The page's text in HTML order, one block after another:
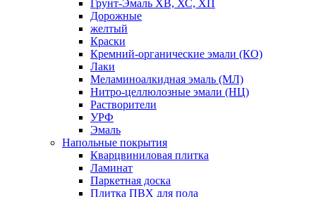
Грунт-Эмаль ХВ, ХС, ХП
Дорожные
желтый
Краски
Кремний-органические эмали (КО)
Лаки
Меламиноалкидная эмаль (МЛ)
Нитро-целлюлозные эмали (НЦ)
Растворители
УРФ
Эмаль
Напольные покрытия
Кварцвиниловая плитка
Ламинат
Паркетная доска
Плитка ПВХ для пола